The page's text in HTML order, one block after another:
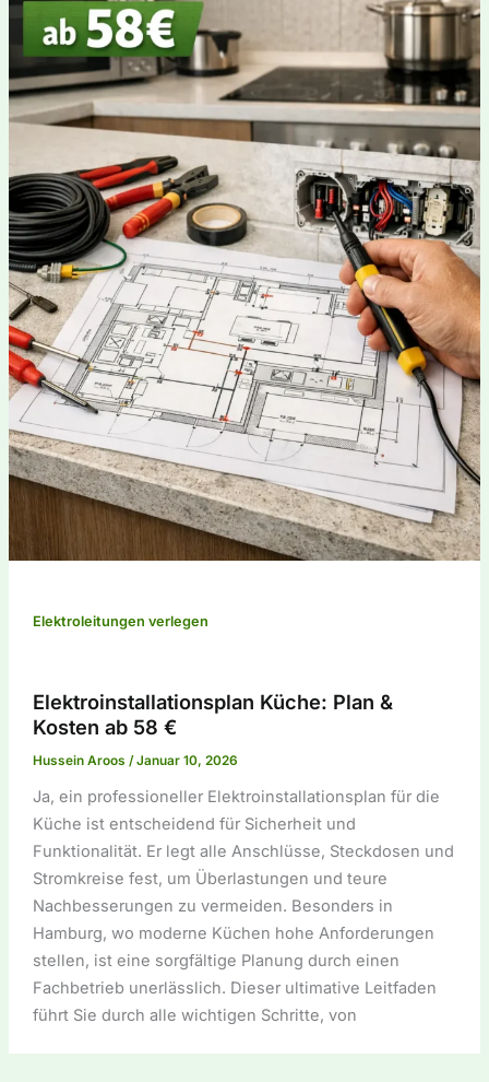
Elektroleitungen verlegen
Elektroinstallationsplan Küche: Plan &
Kosten ab 58 €
Hussein Aroos /Januar 10, 2026
Ja, ein professioneller Elektroinstallationsplan für die
Küche ist entscheidend für Sicherheit und
Funktionalität. Er legt alle Anschlüsse, Steckdosen und
Stromkreise fest, um Überlastungen und teure
Nachbesserungen zu vermeiden. Besonders in
Hamburg, wo moderne Küchen hohe Anforderungen
stellen, ist eine sorgfältige Planung durch einen
Fachbetrieb unerlässlich. Dieser ultimative Leitfaden
führt Sie durch alle wichtigen Schritte, von